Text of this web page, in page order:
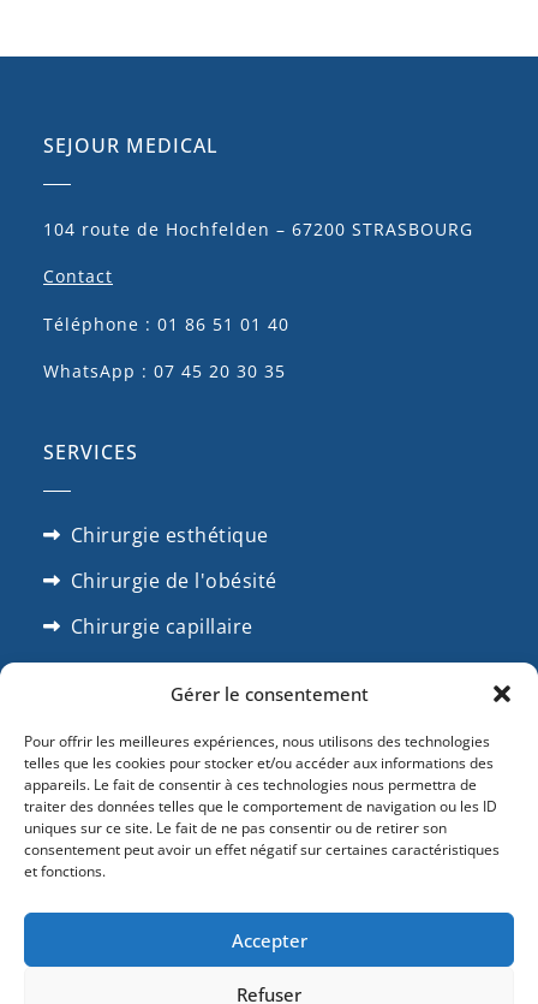
Gérer le consentement
Pour offrir les meilleures expériences, nous utilisons des technologies
telles que les cookies pour stocker et/ou accéder aux informations des
appareils. Le fait de consentir à ces technologies nous permettra de
traiter des données telles que le comportement de navigation ou les ID
uniques sur ce site. Le fait de ne pas consentir ou de retirer son
consentement peut avoir un effet négatif sur certaines caractéristiques
et fonctions.
Accepter
Refuser
SEJOUR MEDICAL
104 route de Hochfelden – 67200 STRASBOURG
Contact
Téléphone : 01 86 51 01 40
WhatsApp : 07 45 20 30 35
SERVICES
Chirurgie esthétique
Chirurgie de l'obésité
Chirurgie capillaire
Chirrugie dentaire
SUIVEZ NOUS